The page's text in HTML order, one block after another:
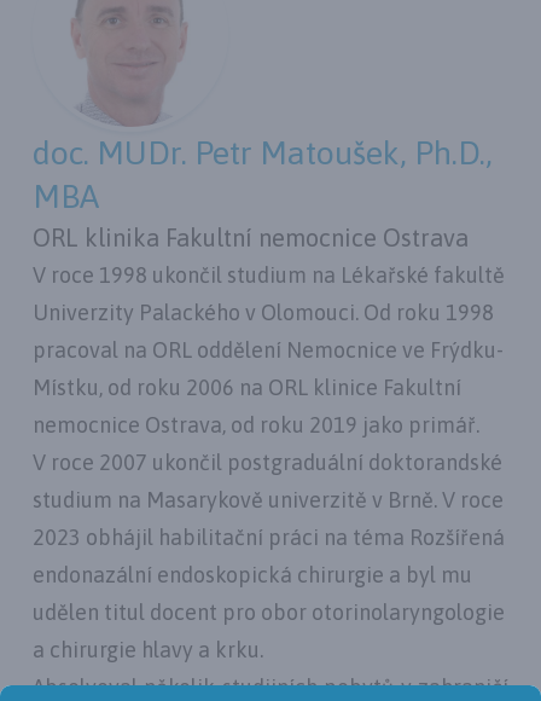
doc. MUDr. Petr Matoušek, Ph.D.,
MBA
ORL klinika Fakultní nemocnice Ostrava
V roce 1998 ukončil studium na Lékařské fakultě
Univerzity Palackého v Olomouci. Od roku 1998
pracoval na ORL oddělení Nemocnice ve Frýdku-
Místku, od roku 2006 na ORL klinice Fakultní
nemocnice Ostrava, od roku 2019 jako primář.
V roce 2007 ukončil postgraduální doktorandské
studium na Masarykově univerzitě v Brně. V roce
2023 obhájil habilitační práci na téma Rozšířená
endonazální endoskopická chirurgie a byl mu
udělen titul docent pro obor otorinolaryngologie
a chirurgie hlavy a krku.
Absolvoval několik studijních pobytů v zahraničí